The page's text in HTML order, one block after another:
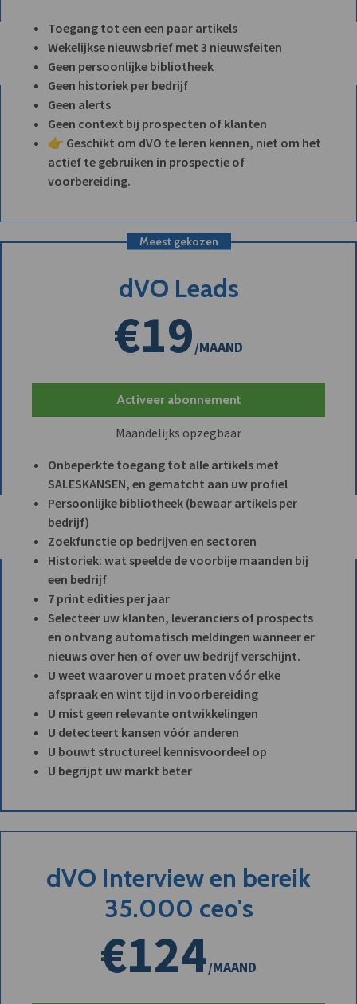
Toegang tot een een paar artikels
Wekelijkse nieuwsbrief met 3 nieuwsfeiten
Geen persoonlijke bibliotheek
Geen historiek per bedrijf
Geen alerts
Geen context bij prospecten of klanten
👉 Geschikt om dVO te leren kennen, niet om het
actief te gebruiken in prospectie of
voorbereiding.
Meest gekozen
dVO Leads
€19/MAAND
Activeer abonnement
Maandelijks opzegbaar
Onbeperkte toegang tot alle artikels met
SALESKANSEN, en gematcht aan uw profiel
Persoonlijke bibliotheek (bewaar artikels per
bedrijf)
Zoekfunctie op bedrijven en sectoren
Historiek: wat speelde de voorbije maanden bij
een bedrijf
7 print edities per jaar
Selecteer uw klanten, leveranciers of prospects
en ontvang automatisch meldingen wanneer er
nieuws over hen of over uw bedrijf verschijnt.
U weet waarover u moet praten vóór elke
afspraak en wint tijd in voorbereiding
U mist geen relevante ontwikkelingen
U detecteert kansen vóór anderen
U bouwt structureel kennisvoordeel op
U begrijpt uw markt beter
dVO Interview en bereik
35.000 ceo's
€124/MAAND